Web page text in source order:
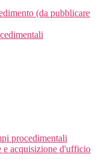
(da pubblicare
procedimentali
acquisizione d'ufficio